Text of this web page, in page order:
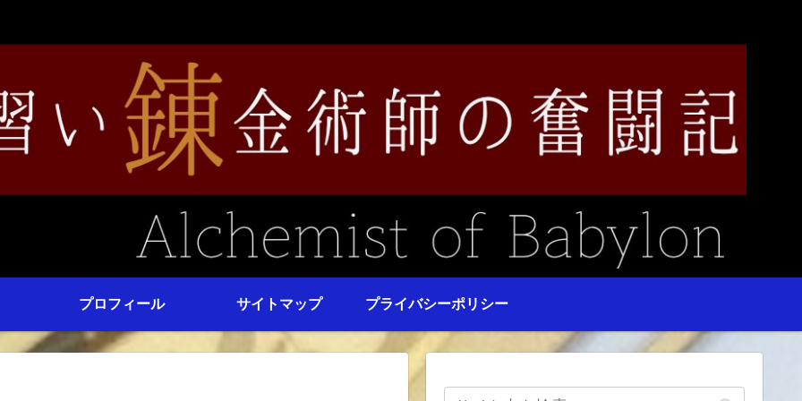
プロフィール サイトマップ プライバシーポリシー